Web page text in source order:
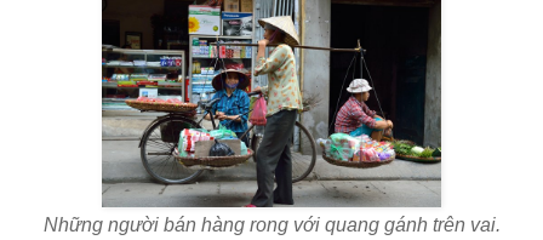
Những người bán hàng rong với quang gánh trên vai.